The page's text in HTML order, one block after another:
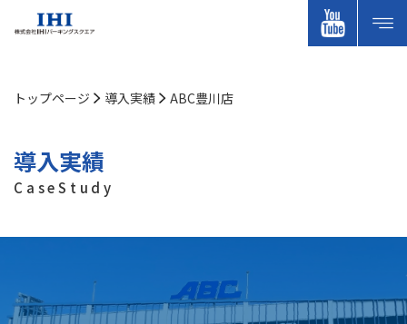
トップページ 導入実績 ABC豊川店
導入実績
CaseStudy